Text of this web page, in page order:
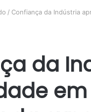
/ Confiança da Indústria
da